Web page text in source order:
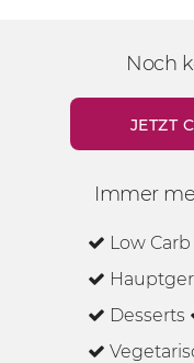
Noch
JETZT
Immer
Low Carb
Desserts